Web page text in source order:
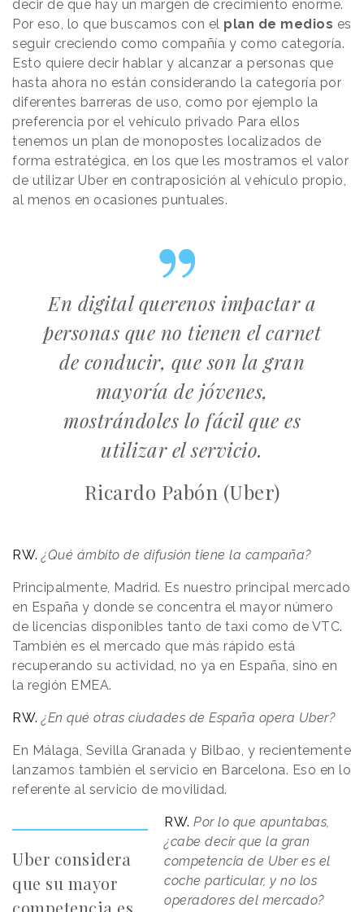
decir de que hay un margen de crecimiento enorme.
Por eso, lo que buscamos con el plan de medios es
seguir creciendo como compañía y como categoría.
Esto quiere decir hablar y alcanzar a personas que
hasta ahora no están considerando la categoría por
diferentes barreras de uso, como por ejemplo la
preferencia por el vehículo privado Para ellos
tenemos un plan de monopostes localizados de
forma estratégica, en los que les mostramos el valor
de utilizar Uber en contraposición al vehículo propio,
al menos en ocasiones puntuales.
En digital querenos impactar a
personas que no tienen el carnet
de conducir, que son la gran
mayoría de jóvenes,
mostrándoles lo fácil que es
utilizar el servicio.
Ricardo Pabón (Uber)
RW. ¿Qué ámbito de difusión tiene la campaña?
Principalmente, Madrid. Es nuestro principal mercado
en España y donde se concentra el mayor número
de licencias disponibles tanto de taxi como de VTC.
También es el mercado que más rápido está
recuperando su actividad, no ya en España, sino en
la región EMEA.
RW. ¿En qué otras ciudades de España opera Uber?
En Málaga, Sevilla Granada y Bilbao, y recientemente
lanzamos también el servicio en Barcelona. Eso en lo
referente al servicio de movilidad.
Uber considera
que su mayor
competencia es
RW.Por lo que apuntabas,
¿cabe decir que la gran
competencia de Uber es el
coche particular, y no los
operadores del mercado?